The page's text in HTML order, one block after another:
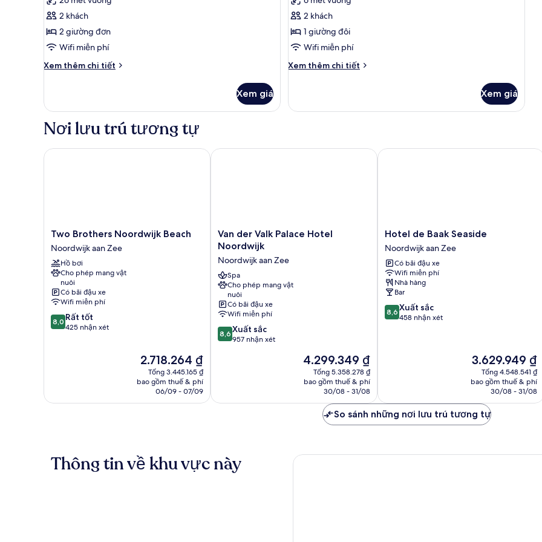
cả
ảnh
Standard
double
room
with
or
terrace
2 khách
2 giường đơn
Wifi miễn phí
Xem thêm chi tiết
Chi
Standard
room
balcony
Xem giá
cả
ảnh
Small
double
room
with
2 khách
1 giường đôi
Wifi miễn phí
Xem thêm chi tiết
Chi
Small
shower
Xem giá
Nơi lưu trú tương tự
Two
Brothers
Noordwijk
Beach
Noordwijk
aan
Zee
Two Brothers Noordwijk Beach
Noordwijk aan Zee
Hồ bơi
Cho phép mang vật
nuôi
Có bãi đậu xe
Wifi miễn phí
8.0
trên
8,0 Rất tốt
425 nhận xét
Giá
hiện
tại
2.718.264 ₫
2.718.264 ₫
Tổng 3.445.165 ₫
bao gồm thuế & phí
06/09 - 07/09
Two Brothers Noordwijk Beach
Van
der
Palace
Hotel
Noordwijk
Noordwijk
aan
Zee
Van der Valk Palace Hotel
Noordwijk
Noordwijk aan Zee
Spa
Cho phép mang vật
nuôi
Có bãi đậu xe
Wifi miễn phí
8.6
trên
xét
8,6 Xuất sắc
957 nhận xét
Giá
hiện
tại
4.299.349 ₫
4.299.349 ₫
Tổng 5.358.278 ₫
bao gồm thuế & phí
30/08 - 31/08
Van der Valk Palace Hotel Noordwijk
Hotel
de
Baak
Seaside
Noordwijk
aan
Zee
Hotel de Baak Seaside
Noordwijk aan Zee
Có bãi đậu xe
Wifi miễn phí
Nhà hàng
Bar
8.6
trên
8,6 Xuất sắc
458 nhận xét
Giá
hiện
tại
3.629.949 ₫
3.629.949 ₫
Tổng 4.548.541 ₫
bao gồm thuế & phí
30/08 - 31/08
Hotel de Baak Seaside
So sánh những nơi lưu trú tương tự
Thông tin về khu vực này